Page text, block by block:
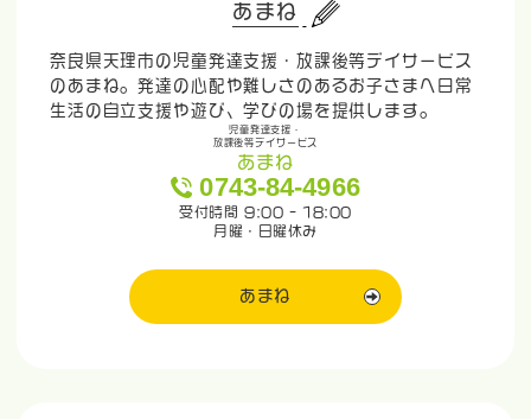
あまね
奈良県天理市の児童発達支援・放課後等デイサービス
のあまね。発達の心配や難しさのあるお子さまへ日常
生活の自立支援や遊び、学びの場を提供します。
児童発達支援・
放課後等デイサービス
あまね
0743-84-4966
受付時間 9:00 - 18:00
月曜・日曜休み
あまね